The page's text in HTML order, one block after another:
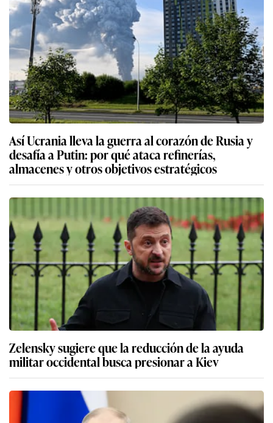
Así Ucrania lleva la guerra al corazón de Rusia y
desafía a Putin: por qué ataca refinerías,
almacenes y otros objetivos estratégicos
Zelensky sugiere que la reducción de la ayuda
militar occidental busca presionar a Kiev